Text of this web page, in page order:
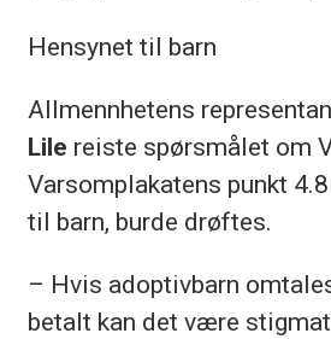
Hensynet til barn
Allmennhetens
Lile reiste spørsmålet om
Varsomplakatens punkt
til barn, burde drøftes.
– Hvis adoptivbarn
betalt kan det være